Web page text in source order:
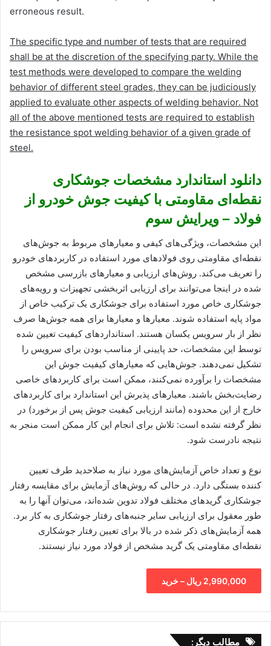
erroneous result.
The specific type and number of tests that are required
shall be at the discretion of the specifying party. While the
test methods were developed to compare the welding
behavior of different steel grades, they can be judiciously
applied to evaluate other aspects of welding behavior. Not
all of the above mentioned tests are required to establish
the resistance spot welding behavior of a given grade of
steel.
دانلود استاندارد مشخصات جوشکاری
نقطه‌ای مقاومتی با کیفیت جوش خودرو از
فولاد – ویرایش سوم
این مشخصات، ویژگی‌های کیفی و معیارهای مربوط به جوش‌های
نقطه‌ای مقاومتی روی فولادهای مورد استفاده در کاربردهای خودرو
را تعریف می‌کند. روش‌های ارزیابی و معیارهای بازرسی مشخص
شده در اینجا می‌توانند برای ارزیابی اثربخشی تجهیزات و رویه‌های
جوشکاری خاص مورد استفاده برای جوشکاری یک ترکیب خاص از
مواد پایه استفاده شوند. معیارها و معیارها برای همه جوش‌ها صرف
نظر از بار سرویس یکسان هستند. استانداردهای کیفیت تعیین شده
توسط این مشخصات، حد پایینی از مناسب بودن برای سرویس را
تشکیل نمی‌دهند. جوش‌هایی که معیارهای کیفیت جوش این
مشخصات را برآورده نمی‌کنند، ممکن است برای کاربردهای خاصی
رضایت‌بخش باشند. معیارهای پذیرش این استاندارد برای کاربردهای
خارج از این محدوده (مانند ارزیابی کیفیت جوش پس از برخورد) در
نظر گرفته نشده است: تلاش برای انجام این کار ممکن است منجر به
نتیجه نادرست شود.
نوع و تعداد خاص آزمایش‌های مورد نیاز به صلاحدید طرف تعیین
کننده بستگی دارد. در حالی که روش‌های آزمایش برای مقایسه رفتار
جوشکاری گریدهای مختلف فولاد تدوین شده‌اند، می‌توان آنها را به
طور معقول برای ارزیابی سایر جنبه‌های رفتار جوشکاری به کار برد.
همه آزمایش‌های ذکر شده در بالا برای تعیین رفتار جوشکاری
نقطه‌ای مقاومتی یک گرید مشخص از فولاد مورد نیاز نیستند.
2,990,000 ریال – خرید
مطالب دیگر: